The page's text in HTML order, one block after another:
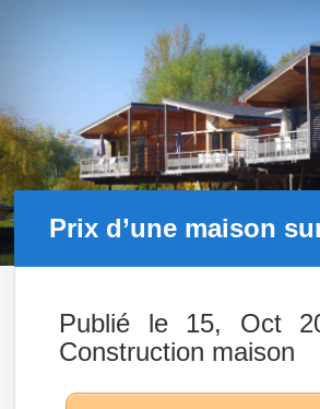
Prix d’une maison
Publié le 15, Oct
Construction maison